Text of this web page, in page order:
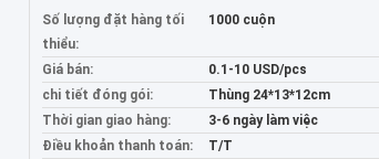
Số lượng đặt hàng tối
thiểu:
1000 cuộn
Giá bán:
0.1-10 USD/pcs
chi tiết đóng gói:
Thùng 24*13*12cm
Thời gian giao hàng:
3-6 ngày làm việc
Điều khoản thanh toán:
T/T